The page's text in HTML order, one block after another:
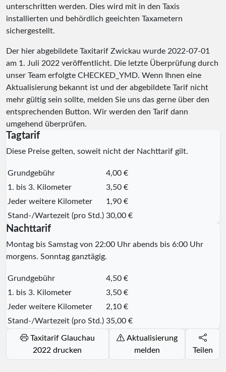
unterschritten werden. Dies wird mit in den Taxis
installierten und behördlich geeichten Taxametern
sichergestellt.
Der hier abgebildete Taxitarif Zwickau wurde 2022-07-01
am 1. Juli 2022 veröffentlicht. Die letzte Überprüfung durch
unser Team erfolgte CHECKED_YMD. Wenn Ihnen eine
Aktualisierung bekannt ist und der abgebildete Tarif nicht
mehr gültig sein sollte, melden Sie uns das gerne über den
entsprechenden Button. Wir werden den Tarif dann
umgehend überprüfen.
Tagtarif
Diese Preise gelten, soweit nicht der Nachttarif gilt.
Grundgebühr
4,00 €
1. bis 3. Kilometer
3,50 €
Jeder weitere Kilometer
1,90 €
Stand-/Wartezeit (pro Std.) 30,00 €
Nachttarif
Montag bis Samstag von 22:00 Uhr abends bis 6:00 Uhr
morgens. Sonntag ganztägig.
Grundgebühr
4,50 €
1. bis 3. Kilometer
3,50 €
Jeder weitere Kilometer
2,10 €
Stand-/Wartezeit (pro Std.) 35,00 €
Taxitarif Glauchau
2022 drucken
Aktualisierung
melden
Teilen